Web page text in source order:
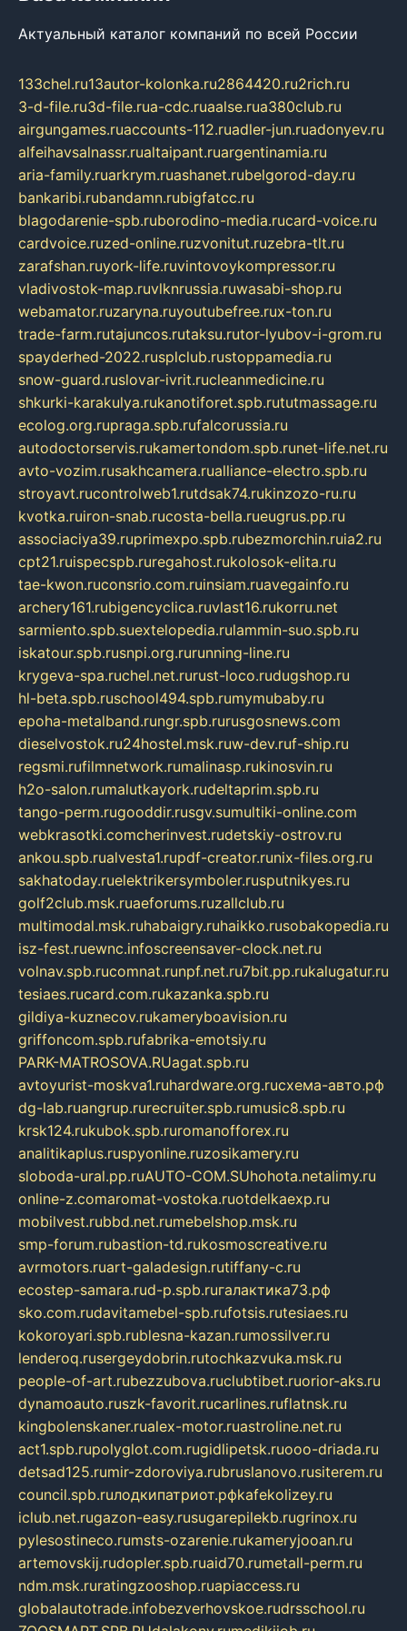
Актуальный каталог компаний по всей России
133chel.ru13autor-kolonka.ru2864420.ru2rich.ru
3-d-file.ru3d-file.rua-cdc.ruaalse.rua380club.ru
airgungames.ruaccounts-112.ruadler-jun.ruadonyev.ru
alfeihavsalnassr.rualtaipant.ruargentinamia.ru
aria-family.ruarkrym.ruashanet.rubelgorod-day.ru
bankaribi.rubandamn.rubigfatcc.ru
blagodarenie-spb.ruborodino-media.rucard-voice.ru
cardvoice.ruzed-online.ruzvonitut.ruzebra-tlt.ru
zarafshan.ruyork-life.ruvintovoykompressor.ru
vladivostok-map.ruvlknrussia.ruwasabi-shop.ru
webamator.ruzaryna.ruyoutubefree.rux-ton.ru
trade-farm.rutajuncos.rutaksu.rutor-lyubov-i-grom.ru
spayderhed-2022.rusplclub.rustoppamedia.ru
snow-guard.ruslovar-ivrit.rucleanmedicine.ru
shkurki-karakulya.rukanotiforet.spb.rututmassage.ru
ecolog.org.rupraga.spb.rufalcorussia.ru
autodoctorservis.rukamertondom.spb.runet-life.net.ru
avto-vozim.rusakhcamera.rualliance-electro.spb.ru
stroyavt.rucontrolweb1.rutdsak74.rukinzozo-ru.ru
kvotka.ruiron-snab.rucosta-bella.rueugrus.pp.ru
associaciya39.ruprimexpo.spb.rubezmorchin.ruia2.ru
cpt21.ruispecspb.ruregahost.rukolosok-elita.ru
tae-kwon.ruconsrio.com.ruinsiam.ruavegainfo.ru
archery161.rubigencyclica.ruvlast16.rukorru.net
sarmiento.spb.suextelopedia.rulammin-suo.spb.ru
iskatour.spb.rusnpi.org.rurunning-line.ru
krygeva-spa.ruchel.net.rurust-loco.rudugshop.ru
hl-beta.spb.ruschool494.spb.rumymubaby.ru
epoha-metalband.rungr.spb.rurusgosnews.com
dieselvostok.ru24hostel.msk.ruw-dev.ruf-ship.ru
regsmi.rufilmnetwork.rumalinasp.rukinosvin.ru
h2o-salon.rumalutkayork.rudeltaprim.spb.ru
tango-perm.rugooddir.rusgv.sumultiki-online.com
webkrasotki.comcherinvest.rudetskiy-ostrov.ru
ankou.spb.rualvesta1.rupdf-creator.runix-files.org.ru
sakhatoday.ruelektrikersymboler.rusputnikyes.ru
golf2club.msk.ruaeforums.ruzallclub.ru
multimodal.msk.ruhabaigry.ruhaikko.rusobakopedia.ru
isz-fest.ruewnc.infoscreensaver-clock.net.ru
volnav.spb.rucomnat.runpf.net.ru7bit.pp.rukalugatur.ru
tesiaes.rucard.com.rukazanka.spb.ru
gildiya-kuznecov.rukameryboavision.ru
griffoncom.spb.rufabrika-emotsiy.ru
PARK-MATROSOVA.RUagat.spb.ru
avtoyurist-moskva1.ruhardware.org.ruсхема-авто.рф
dg-lab.ruangrup.rurecruiter.spb.rumusic8.spb.ru
krsk124.rukubok.spb.ruromanofforex.ru
analitikaplus.ruspyonline.ruzosikamery.ru
sloboda-ural.pp.ruAUTO-COM.SUhohota.netalimy.ru
online-z.comaromat-vostoka.ruotdelkaexp.ru
mobilvest.rubbd.net.rumebelshop.msk.ru
smp-forum.rubastion-td.rukosmoscreative.ru
avrmotors.ruart-galadesign.rutiffany-c.ru
ecostep-samara.rud-p.spb.ruгалактика73.рф
sko.com.rudavitamebel-spb.rufotsis.rutesiaes.ru
kokoroyari.spb.rublesna-kazan.rumossilver.ru
lenderoq.rusergeydobrin.rutochkazvuka.msk.ru
people-of-art.rubezzubova.ruclubtibet.ruorior-aks.ru
dynamoauto.ruszk-favorit.rucarlines.ruflatnsk.ru
kingbolenskaner.rualex-motor.ruastroline.net.ru
act1.spb.rupolyglot.com.rugidlipetsk.ruooo-driada.ru
detsad125.rumir-zdoroviya.rubruslanovo.rusiterem.ru
council.spb.ruлодкипатриот.рфkafekolizey.ru
iclub.net.rugazon-easy.rusugarepilekb.rugrinox.ru
pylesostineco.rumsts-ozarenie.rukameryjooan.ru
artemovskij.rudopler.spb.ruaid70.rumetall-perm.ru
ndm.msk.ruratingzooshop.ruapiaccess.ru
globalautotrade.infobezverhovskoe.rudrsschool.ru